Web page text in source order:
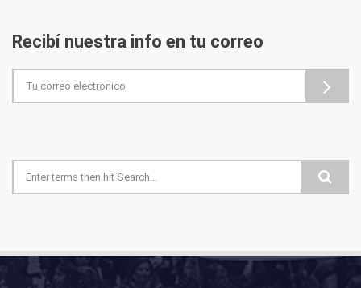
Recibí nuestra info en tu correo
Formulario de búsqueda